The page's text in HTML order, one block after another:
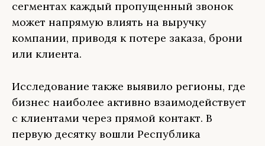
сегментах каждый пропущенный звонок
может напрямую влиять на выручку
компании, приводя к потере заказа, брони
или клиента.
Исследование также выявило регионы, где
бизнес наиболее активно взаимодействует
с клиентами через прямой контакт. В
первую десятку вошли Республика